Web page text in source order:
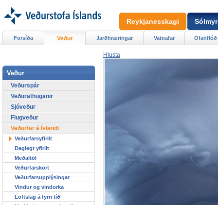
Hlusta
Forsíða Veður Jarðhræringar Vatnafar Ofanflóð
Veður
Veðurspár
Veðurathuganir
Sjóveður
Flugveður
Veðurfar á Íslandi
Veðurfarsyfirlit
Daglegt yfirlit
Meðaltöl
Veðurfarskort
Veðurfarsupplýsingar
Vindur og vindorka
Loftslag á fyrri tíð
Reykjanesskagi